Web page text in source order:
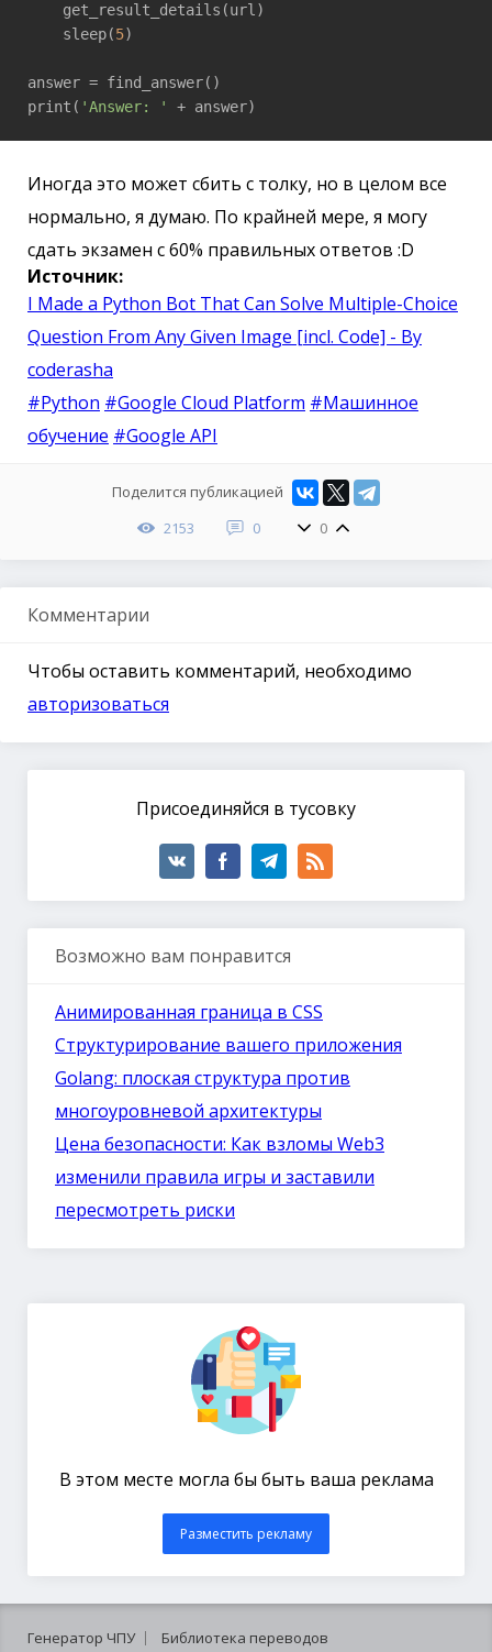
    get_result_details(url)
    sleep(
5)
answer = find_answer()
print( 'Answer: '
Иногда это может сбить с толку, но в целом все
нормально, я думаю. По крайней мере, я могу
сдать экзамен с 60% правильных ответов :D
Источник:
I Made a Python Bot That Can Solve Multiple-Choice
Question From Any Given Image [incl. Code] - By
coderasha
#Python #Google Cloud Platform #Машинное
обучение #Google API
Поделится публикацией
2153
0 0
Комментарии
Чтобы оставить комментарий, необходимо
авторизоваться
Присоединяйся в тусовку
Возможно вам понравится
Анимированная граница в CSS
Структурирование вашего приложения
Golang: плоская структура против
многоуровневой архитектуры
Цена безопасности: Как взломы Web3
изменили правила игры и заставили
пересмотреть риски
В этом месте могла бы быть ваша реклама
Разместить рекламу
Генератор ЧПУ Библиотека переводов